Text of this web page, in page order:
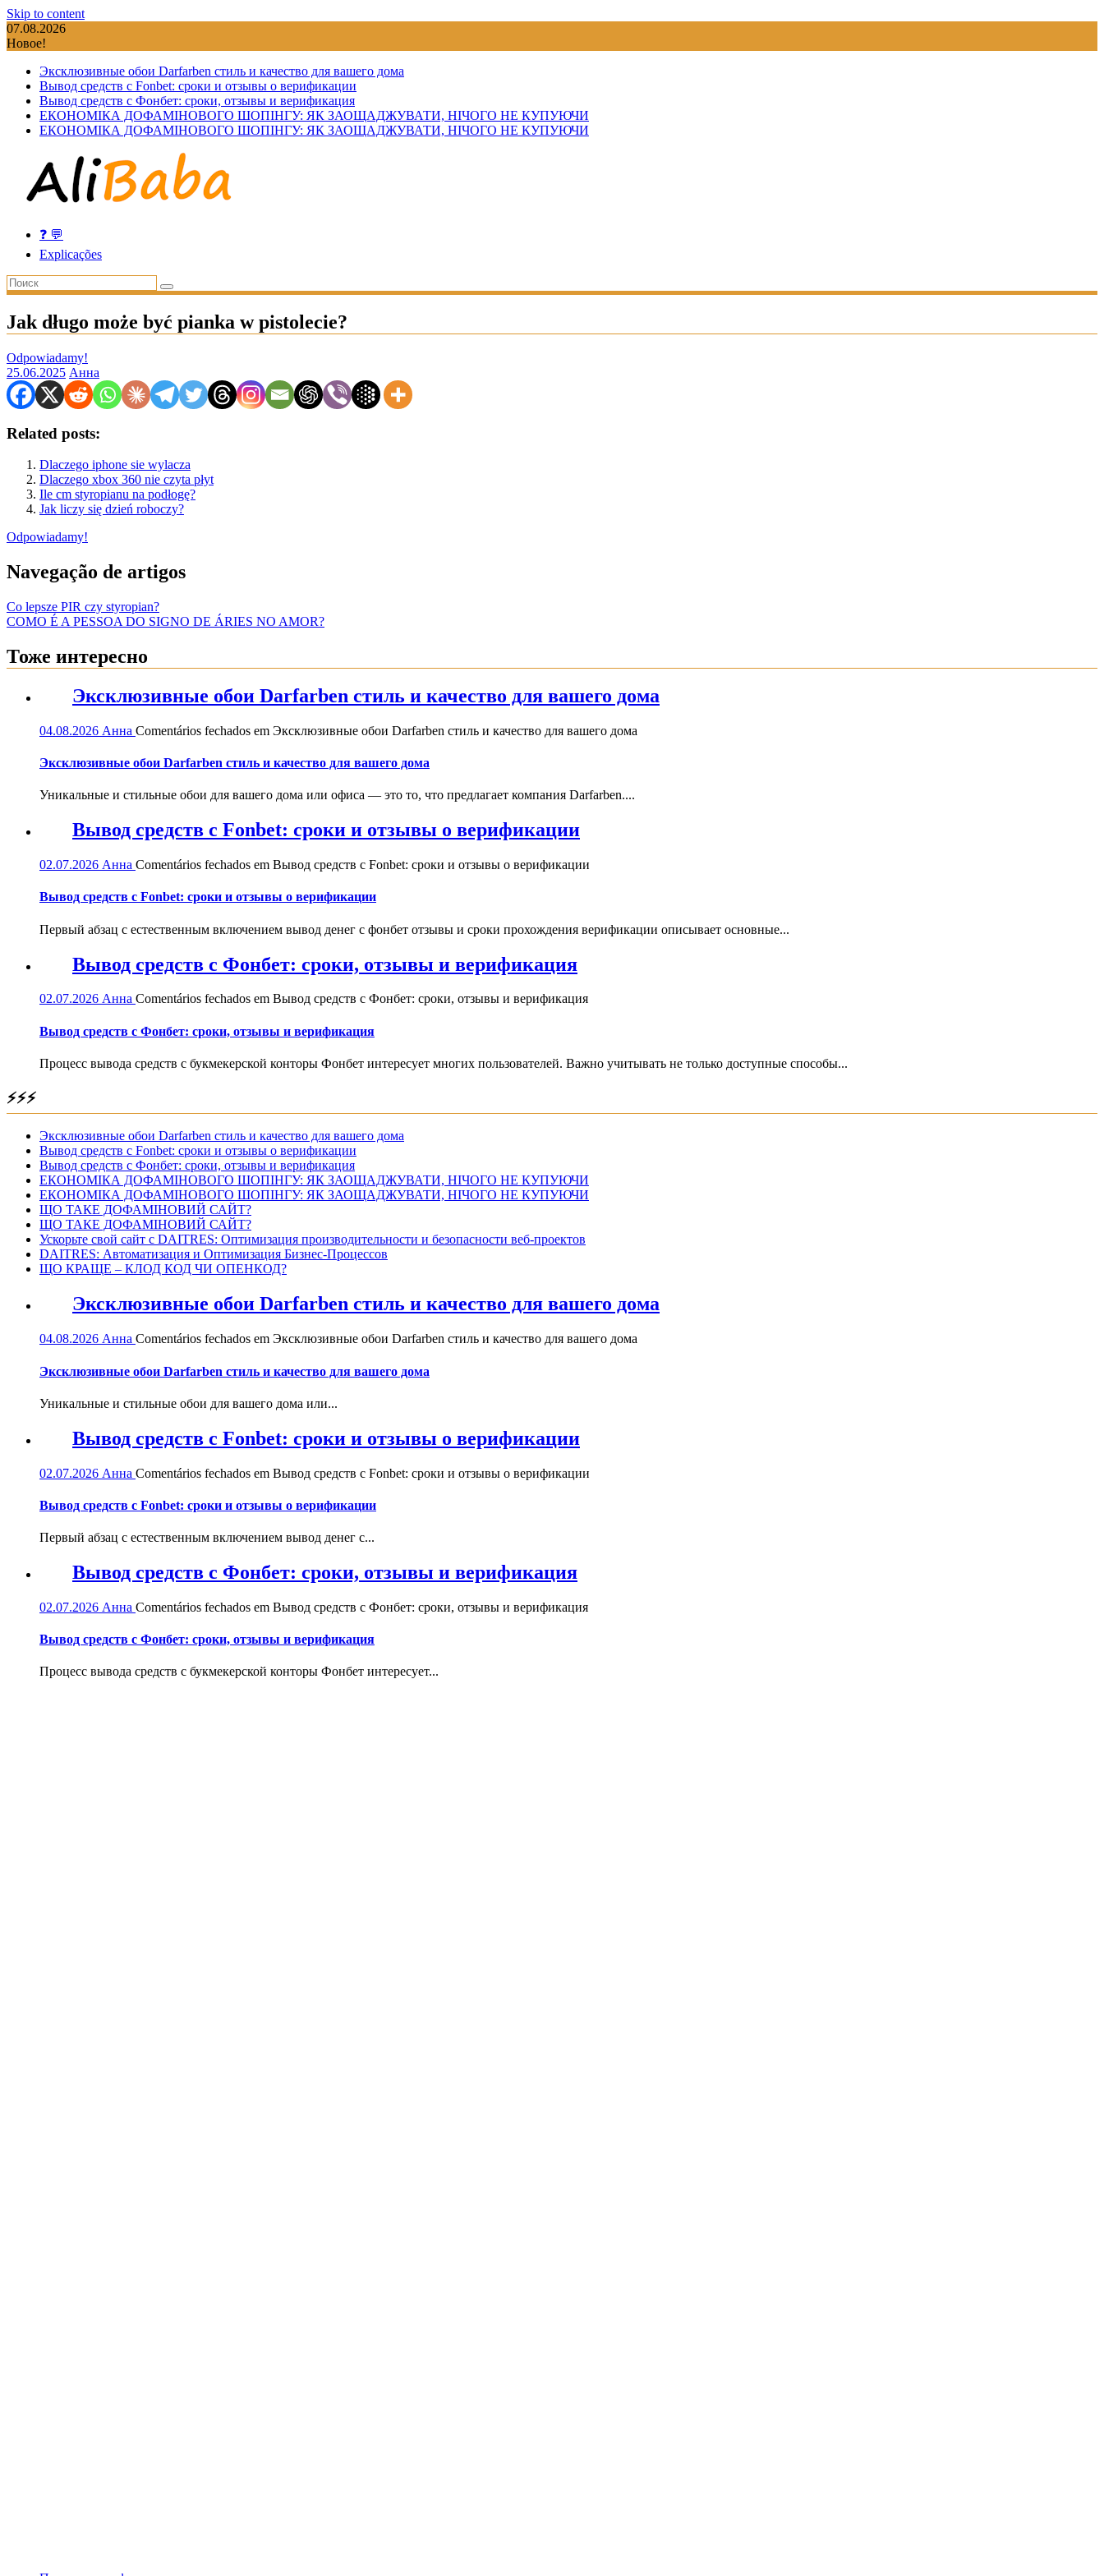
Skip to content
07.08.2026
Новое!
Эксклюзивные обои Darfarben стиль и качество для вашего дома
Вывод средств с Fonbet: сроки и отзывы о верификации
Вывод средств с Фонбет: сроки, отзывы и верификация
ЕКОНОМІКА ДОФАМІНОВОГО ШОПІНГУ: ЯК ЗАОЩАДЖУВАТИ, НІЧОГО НЕ КУПУЮЧИ
ЕКОНОМІКА ДОФАМІНОВОГО ШОПІНГУ: ЯК ЗАОЩАДЖУВАТИ, НІЧОГО НЕ КУПУЮЧИ
❓ 💬
Explicações
Jak długo może być pianka w pistolecie?
Odpowiadamy!
25.06.2025 Анна
Related posts:
Dlaczego iphone sie wylacza
Dlaczego xbox 360 nie czyta płyt
Ile cm styropianu na podłogę?
Jak liczy się dzień roboczy?
Odpowiadamy!
Navegação de artigos
Co lepsze PIR czy styropian?
COMO É A PESSOA DO SIGNO DE ÁRIES NO AMOR?
Тоже интересно
Эксклюзивные обои Darfarben стиль и качество для вашего дома
04.08.2026 Анна Comentários fechados em Эксклюзивные обои Darfarben стиль и качество для вашего дома
Эксклюзивные обои Darfarben стиль и качество для вашего дома
Уникальные и стильные обои для вашего дома или офиса — это то, что предлагает компания Darfarben....
Вывод средств с Fonbet: сроки и отзывы о верификации
02.07.2026 Анна Comentários fechados em Вывод средств с Fonbet: сроки и отзывы о верификации
Вывод средств с Fonbet: сроки и отзывы о верификации
Первый абзац с естественным включением вывод денег с фонбет отзывы и сроки прохождения верификации описывает основные...
Вывод средств с Фонбет: сроки, отзывы и верификация
02.07.2026 Анна Comentários fechados em Вывод средств с Фонбет: сроки, отзывы и верификация
Вывод средств с Фонбет: сроки, отзывы и верификация
Процесс вывода средств с букмекерской конторы Фонбет интересует многих пользователей. Важно учитывать не только доступные способы...
⚡⚡⚡
Эксклюзивные обои Darfarben стиль и качество для вашего дома
Вывод средств с Fonbet: сроки и отзывы о верификации
Вывод средств с Фонбет: сроки, отзывы и верификация
ЕКОНОМІКА ДОФАМІНОВОГО ШОПІНГУ: ЯК ЗАОЩАДЖУВАТИ, НІЧОГО НЕ КУПУЮЧИ
ЕКОНОМІКА ДОФАМІНОВОГО ШОПІНГУ: ЯК ЗАОЩАДЖУВАТИ, НІЧОГО НЕ КУПУЮЧИ
ЩО ТАКЕ ДОФАМІНОВИЙ САЙТ?
ЩО ТАКЕ ДОФАМІНОВИЙ САЙТ?
Ускорьте свой сайт с DAITRES: Оптимизация производительности и безопасности веб-проектов
DAITRES: Автоматизация и Оптимизация Бизнес-Процессов
ЩО КРАЩЕ – КЛОД КОД ЧИ ОПЕНКОД?
Эксклюзивные обои Darfarben стиль и качество для вашего дома
04.08.2026 Анна Comentários fechados em Эксклюзивные обои Darfarben стиль и качество для вашего дома
Эксклюзивные обои Darfarben стиль и качество для вашего дома
Уникальные и стильные обои для вашего дома или...
Вывод средств с Fonbet: сроки и отзывы о верификации
02.07.2026 Анна Comentários fechados em Вывод средств с Fonbet: сроки и отзывы о верификации
Вывод средств с Fonbet: сроки и отзывы о верификации
Первый абзац с естественным включением вывод денег с...
Вывод средств с Фонбет: сроки, отзывы и верификация
02.07.2026 Анна Comentários fechados em Вывод средств с Фонбет: сроки, отзывы и верификация
Вывод средств с Фонбет: сроки, отзывы и верификация
Процесс вывода средств с букмекерской конторы Фонбет интересует...